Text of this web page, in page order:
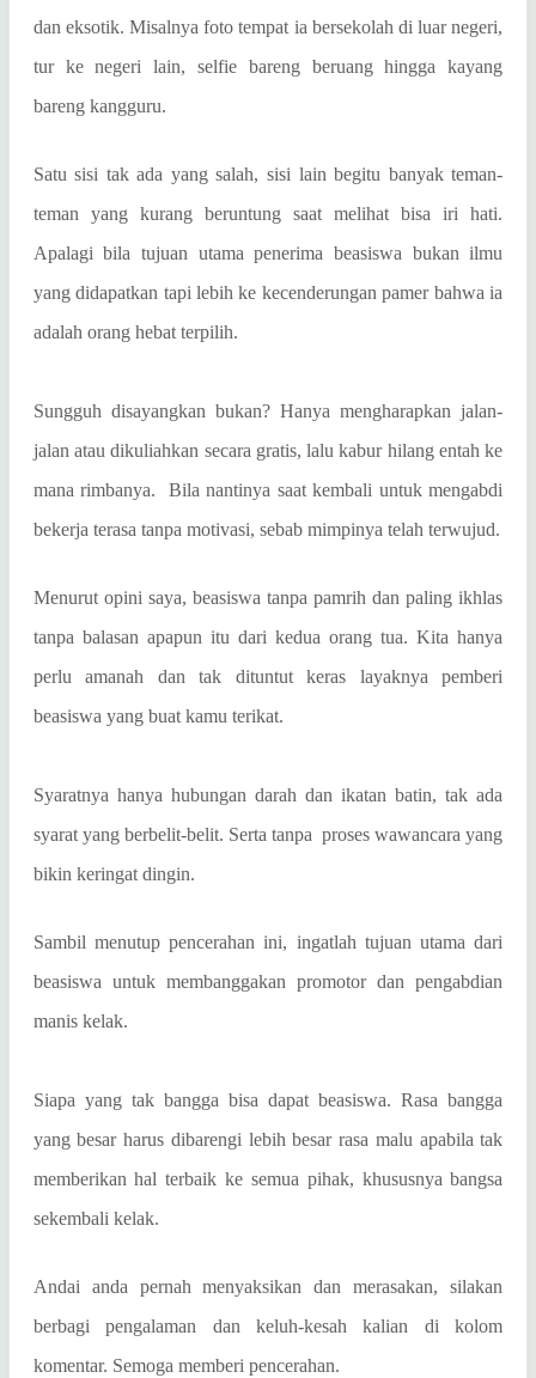
dan eksotik. Misalnya foto tempat ia bersekolah di luar negeri,
tur ke negeri lain, selfie bareng beruang hingga kayang
bareng kangguru.
Satu sisi tak ada yang salah, sisi lain begitu banyak teman-
teman yang kurang beruntung saat melihat bisa iri hati.
Apalagi bila tujuan utama penerima beasiswa bukan ilmu
yang didapatkan tapi lebih ke kecenderungan pamer bahwa ia
adalah orang hebat terpilih.
Sungguh disayangkan bukan? Hanya mengharapkan jalan-
jalan atau dikuliahkan secara gratis, lalu kabur hilang entah ke
mana rimbanya. Bila nantinya saat kembali untuk mengabdi
bekerja terasa tanpa motivasi, sebab mimpinya telah terwujud.
Menurut opini saya, beasiswa tanpa pamrih dan paling ikhlas
tanpa balasan apapun itu dari kedua orang tua. Kita hanya
perlu amanah dan tak dituntut keras layaknya pemberi
beasiswa yang buat kamu terikat.
Syaratnya hanya hubungan darah dan ikatan batin, tak ada
syarat yang berbelit-belit. Serta tanpa proses wawancara yang
bikin keringat dingin.
Sambil menutup pencerahan ini, ingatlah tujuan utama dari
beasiswa untuk membanggakan promotor dan pengabdian
manis kelak.
Siapa yang tak bangga bisa dapat beasiswa. Rasa bangga
yang besar harus dibarengi lebih besar rasa malu apabila tak
memberikan hal terbaik ke semua pihak, khususnya bangsa
sekembali kelak.
Andai anda pernah menyaksikan dan merasakan, silakan
berbagi pengalaman dan keluh-kesah kalian di kolom
komentar. Semoga memberi pencerahan.